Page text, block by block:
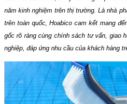
năm kinh nghiệm trên thị trường. Là nhà
trên toàn quốc, Hoabico cam kết mang
gốc rõ ràng cùng chính sách tư vấn, giao
nghiệp, đáp ứng nhu cầu của khách hàng